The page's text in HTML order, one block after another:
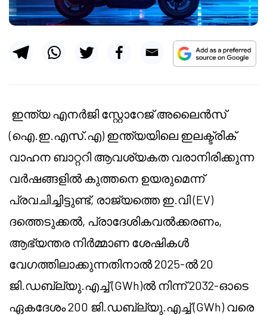
ഇന്ത്യ എനർജി സ്റ്റോറേജ് അലൈൻസ്
(ഐ.ഇ.എസ്.എ) ഇന്ത്യയിലെ ഇലക്ട്രിക്
വാഹന ബാറ്ററി ആവശ്യകത വരാനിരിക്കുന്ന
വർഷങ്ങളിൽ കുത്തനെ ഉയരുമെന്ന്
പ്രവചിച്ചിട്ടുണ്ട്, രാജ്യത്തെ ഇ.വി (EV)
ദത്തെടുക്കൽ, പ്രാദേശികവൽക്കരണം,
ആഭ്യന്തര നിർമ്മാണ ശേഷികൾ
വേഗത്തിലാക്കുന്നതിനാൽ 2025-ൽ 20
ജി.ഡബ്ല്യു.എച്ച് (GWh)ൽ നിന്ന് 2032-ഓടെ
ഏകദേശം 200 ജി.ഡബ്ല്യു.എച്ച് (GWh) വരെ